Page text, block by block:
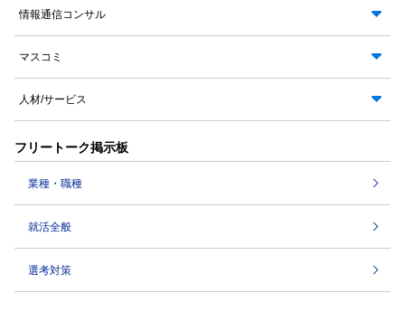
情報通信コンサル
マスコミ
人材/サービス
フリートーク掲示板
業種・職種
就活全般
選考対策